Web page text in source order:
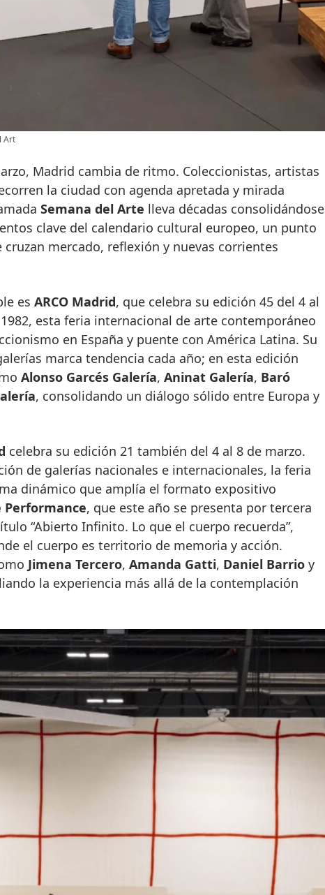
Art
la ciudad con agenda apretada y mirada
Semana del Arte lleva décadas consolidándose
clave del calendario cultural europeo, un punto
mercado, reflexión y nuevas corrientes
es ARCO Madrid, que celebra su edición 45 del 4 al
esta feria internacional de arte contemporáneo
en España y puente con América Latina. Su
marca tendencia cada año; en esta edición
Alonso Garcés Galería, Aninat Galería, Baró
, consolidando un diálogo sólido entre Europa y
celebra su edición 21 también del 4 al 8 de marzo.
de galerías nacionales e internacionales, la feria
dinámico que amplía el formato expositivo
Performance, que este año se presenta por tercera
“Abierto Infinito. Lo que el cuerpo recuerda”,
el cuerpo es territorio de memoria y acción.
Jimena Tercero, Amanda Gatti, Daniel Barrioy
la experiencia más allá de la contemplación